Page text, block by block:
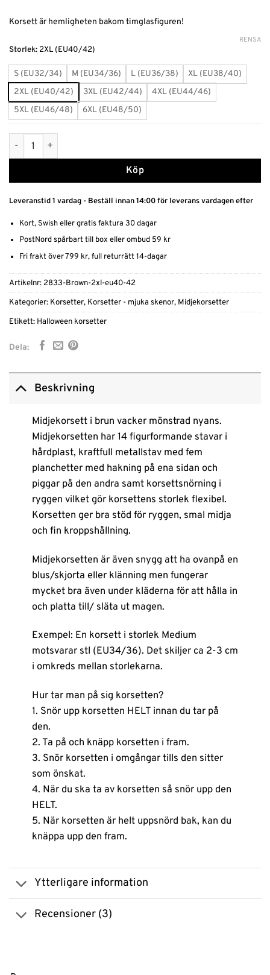
Korsett är hemligheten bakom timglasfiguren!
Storlek: 2XL (EU40/42)
S (EU32/34) M (EU34/36) L (EU36/38)
XL (EU38/40)
2XL (EU40/42)
3XL (EU42/44)
4XL (EU44/46)
5XL (EU46/48)
6XL (EU48/50)
RENSA
Midjekorsett i brun vacker nyans - Mönstrad mängd
Köp
Alternative:
Leveranstid 1 vardag - Beställ innan 14:00 för leverans vardagen efter
Kort, Swish eller gratis faktura 30 dagar
PostNord spårbart till box eller ombud 59 kr
Fri frakt över 799 kr, full returrätt 14-dagar
Artikelnr: 2833-Brown-2xl-eu40-42
Kategorier: Korsetter, Korsetter - mjuka skenor, Midjekorsetter
Etikett: Halloween korsetter
Dela:
Beskrivning
Midjekorsett i brun vacker mönstrad nyans.
Midjekorsetten har 14 figurformande stavar i
hårdplast, kraftfull metallstav med fem
planchetter med hakning på ena sidan och
piggar på den andra samt korsettsnörning i
ryggen vilket gör korsettens storlek flexibel.
Korsetten ger bra stöd för ryggen, smal midja
och fin kroppshållning.
Midjekorsetten är även snygg att ha ovanpå en
blus/skjorta eller klänning men fungerar
mycket bra även under kläderna för att hålla in
och platta till/ släta ut magen.
Exempel: En korsett i storlek Medium
motsvarar stl (EU34/36). Det skiljer ca 2-3 cm
i omkreds mellan storlekarna.
Hur tar man på sig korsetten?
1. Snör upp korsetten HELT innan du tar på
den.
2. Ta på och knäpp korsetten i fram.
3. Snör korsetten i omgångar tills den sitter
som önskat.
4. När du ska ta av korsetten så snör upp den
HELT.
5. När korsetten är helt uppsnörd bak, kan du
knäppa upp den fram.
Ytterligare information
Recensioner (3)